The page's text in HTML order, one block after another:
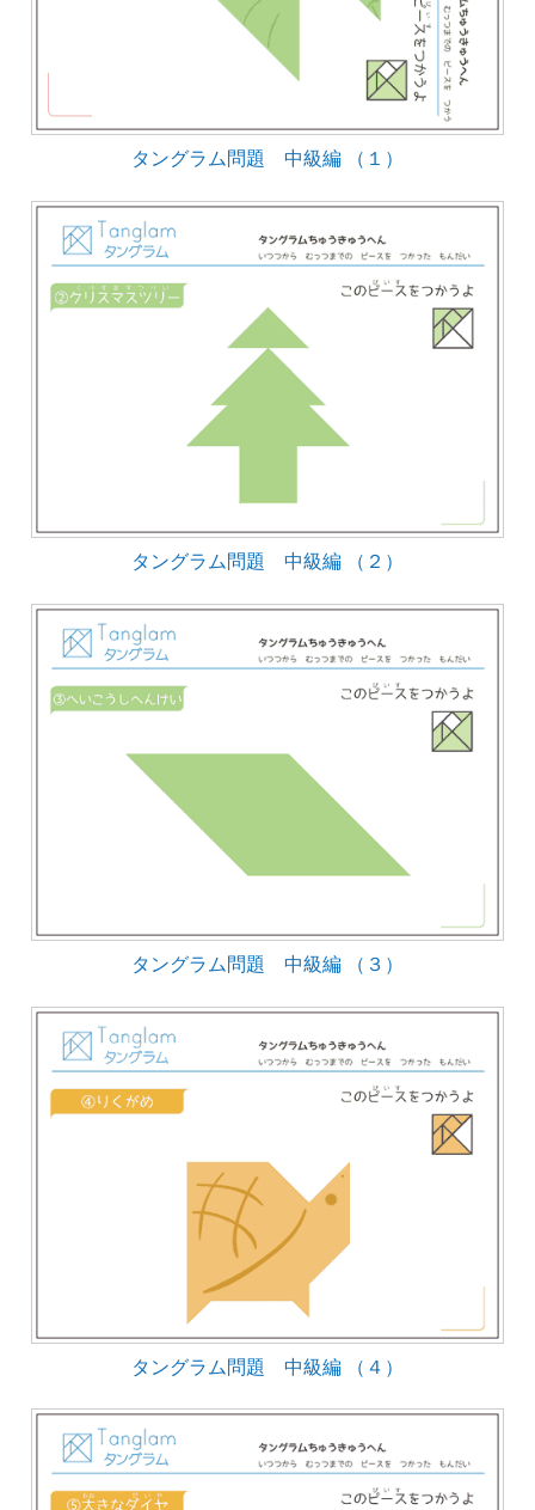
タングラム問題 中級編 （１）
タングラム問題 中級編 （２）
タングラム問題 中級編 （３）
タングラム問題 中級編 （４）